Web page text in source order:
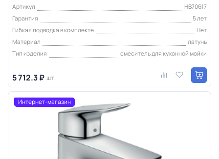
Артикул
HB70617
Гарантия
5 лет
Гибкая подводка в комплекте
Нет
Материал
латунь
Тип изделия
смеситель для кухонной мойки
5 712.3 ₽ шт
Интернет-магазин